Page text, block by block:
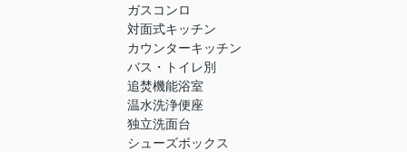
ガスコンロ
対面式キッチン
カウンターキッチン
バス・トイレ別
追焚機能浴室
温水洗浄便座
独立洗面台
シューズボックス